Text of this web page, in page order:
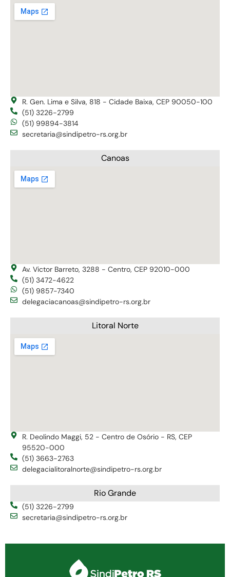
R. Gen. Lima e Silva, 818 - Cidade Baixa, CEP 90050-100
(51) 3226-2799
(51) 99894-3814
secretaria@sindipetro-rs.org.br
Canoas
Av. Victor Barreto, 3288 - Centro, CEP 92010-000
(51) 3472-4622
(51) 9857-7340
delegaciacanoas@sindipetro-rs.org.br
Litoral Norte
R. Deolindo Maggi, 52 - Centro de Osório - RS, CEP
95520-000
(51) 3663-2763
delegacialitoralnorte@sindipetro-rs.org.br
Rio Grande
(51) 3226-2799
secretaria@sindipetro-rs.org.br